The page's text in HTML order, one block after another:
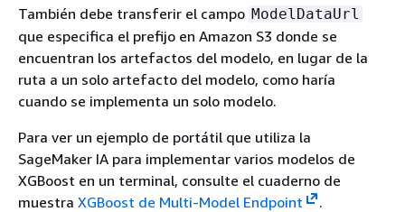
También debe transferir el campo ModelDataUrl
que especifica el prefijo en Amazon S3 donde se
encuentran los artefactos del modelo, en lugar de la
ruta a un solo artefacto del modelo, como haría
cuando se implementa un solo modelo.
Para ver un ejemplo de portátil que utiliza la
SageMaker IA para implementar varios modelos de
XGBoost en un terminal, consulte el cuaderno de
muestra XGBoost de Multi-Model Endpoint
.